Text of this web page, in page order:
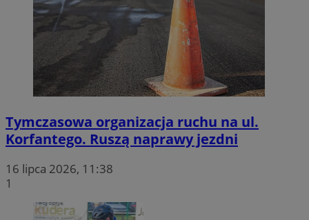
Tymczasowa organizacja ruchu na ul.
Korfantego. Ruszą naprawy jezdni
16 lipca 2026, 11:38
1